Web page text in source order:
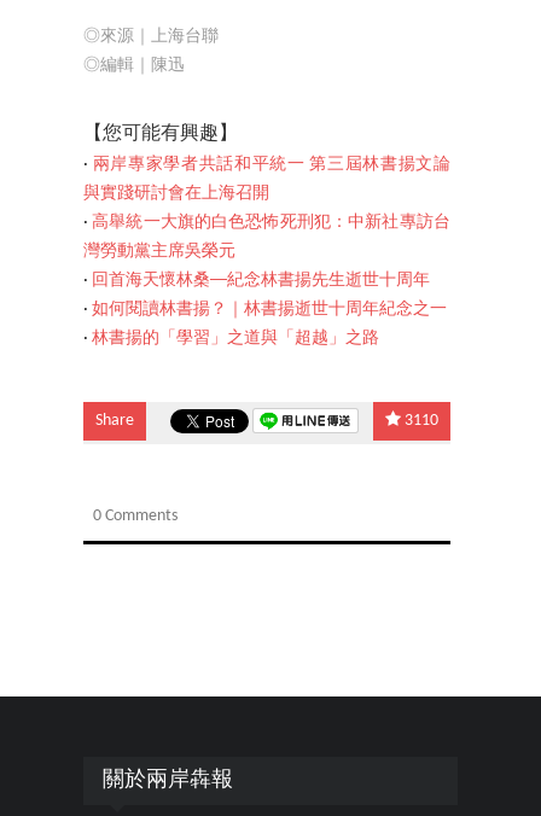
◎來源｜上海台聯
◎編輯｜陳迅
【您可能有興趣】
‧ 兩岸專家學者共話和平統一 第三屆林書揚文論
與實踐研討會在上海召開
‧ 高舉統一大旗的白色恐怖死刑犯：中新社專訪台
灣勞動黨主席吳榮元
‧ 回首海天懷林桑──紀念林書揚先生逝世十周年
‧ 如何閱讀林書揚？｜林書揚逝世十周年紀念之一
‧ 林書揚的「學習」之道與「超越」之路
Share 3110
0 Comments
關於兩岸犇報